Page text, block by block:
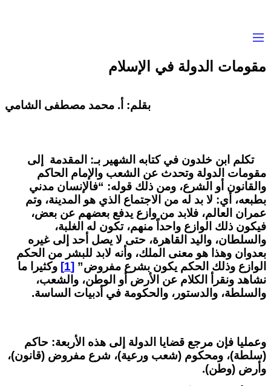
مقومات الدولة في الإسلام
بقلم: أ. محمد مصطفى الشامي
تكلم ابن خلدون في كتابه الشهير بـ: المقدمة إلى
مقومات الدولة وتحدث عن الشعب والإمام الحاكم
والقانون أو الشرع، ومن ذلك قوله: “فالإنسان مدني
بطبعه، أي: لا بد له من الاجتماع الذي هو المدينة، وتم
عمران العالم، فلابد من وازع يدفع بعضهم عن بعض،
فيكون ذلك الوازع واحداً منهم، تكون له الغلبة،
والسلطان، واليد القاهرة، حتى لا يصل أحد إلى غيره
بعدوان وهذا هو معنى الملك، وأنه لابد للبشر من الحكم
الوازع وذلك الحكم يكون بشرع مفروض”
[1]
وكثيرا ما
نشاهد ونقرأ الكلام عن الأرض أو الوطن، والشعب،
والسلطة، والدستور، والحكومة في أدبيات الساسة.
وعمليا فإن مرجع قضايا الدولة إلى هذه الأربعة: حاكم
(سلطة)، ومحكوم (شعب ورعية)، شرع مفروض (قانون)،
وأرض (وطن).